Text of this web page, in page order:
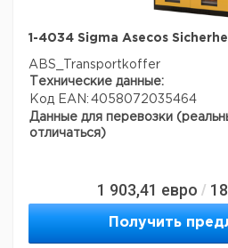
1-4034 Sigma Asecos
ABS_Transportkoffer
Технические данные:
Код EAN: 4058072035464
Данные для перевозки
отличаться)
1 903,41 евро /
Получить